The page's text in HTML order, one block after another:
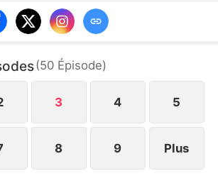
Naïs finit par s'éloigner des
derniers ne découvrent la
Naïs trouve le vrai bonheur avec
d'une famille qui l'aime
(50 Épisode)
3 4 5
8 9 Plus